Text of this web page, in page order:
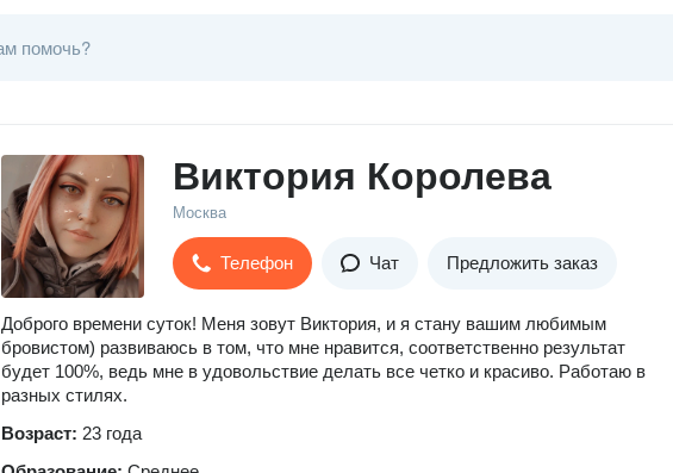
Виктория Королева
Москва
Телефон Чат Предложить заказ
Доброго времени суток! Меня зовут Виктория, и я стану вашим любимым
бровистом) развиваюсь в том, что мне нравится, соответственно результат
будет 100%, ведь мне в удовольствие делать все четко и красиво. Работаю в
разных стилях.
Возраст: 23 года